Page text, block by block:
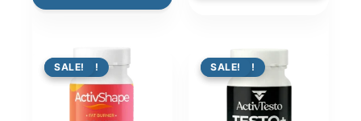
PROMO !
SALE! PROMO !
SALE!